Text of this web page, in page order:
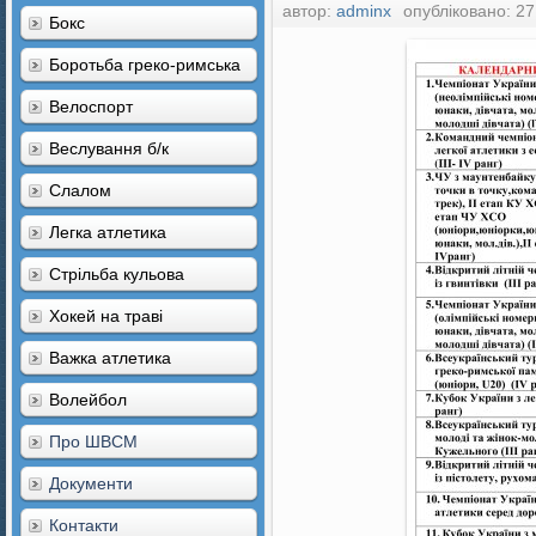
Бокс
Боротьба греко-римська
Велоспорт
Веслування б/к
Cлалом
Легка атлетика
Стрільба кульова
Хокей на траві
Важка атлетика
Волейбол
Про ШВСМ
Документи
Контакти
автор: adminx опубліковано: